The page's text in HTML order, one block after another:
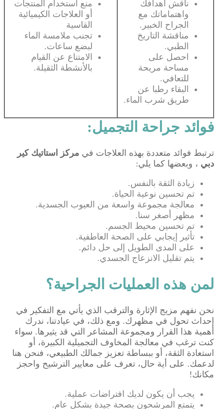
ناقش أهدافك
واهتماماتك مع
الجراح الخبير.
مناقشة التاريخ
الطبي.
احصل على
مساحة مريحة
للتعافي.
البقاء رطبا عن
طريق شرب الماء.
منع استخدام المنتجات
أو العلاجات الكيميائية
القاسية
تجنب ملامسة الماء
لبضع ساعات.
الامتناع عن القيام
بالأنشطة الثقيلة.
فوائد جراحة التجميل:
ترتبط فوائد متعددة بهذه العلاجات في مركز استاتيك كير
دبي ، وبعضها كما يلي:
زيادة الثقة بالنفس.
تم تحسين نوعية الحياة.
معالجة مجموعة واسعة من العيوب الجسدية.
مظهر أصغر سنا.
تم تحسين محيط الجسم.
تأثير إيجابي على الصحة العاطفية.
على المدى الطويل إلى حل دائم.
يتم تقليل الانزعاج الجسدي.
لمن هذه العمليات الجراحية؟
نحن نفهم مزيج الإثارة والترقب الذي يأتي مع التفكير في
إحداث تحول في مظهرك. ومع ذلك، في عيادتنا، ندرك
أهمية هذا القرار ومجموعة المشاعر التي قد يثيرها. سواء
كنت ترغب في معالجة المخاوف التجميلية الكبيرة، أو
استعادة الثقة، أو ببساطة تعزيز جمالك الطبيعي، فنحن هنا
لدعمك. على أية حال، تعرف على معايير الترشيح واحجز
مكانك!
يجب أن يكون لديك افتراضات عملية.
يتمتع المرشحون بصحة جيدة بشكل عام.